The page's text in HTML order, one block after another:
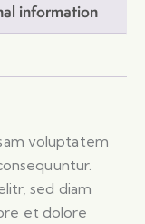
information
voluptatem
sed diam
et dolore